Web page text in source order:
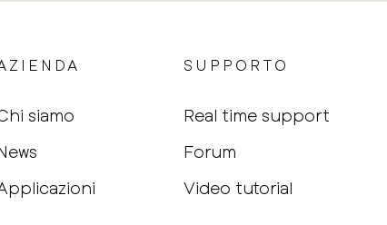
siamo
SUPPORTO
Real time support
Forum
Video tutorial